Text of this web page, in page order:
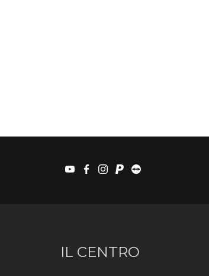
youtubefacebook
instagram
paypalteamviewer
Informazioni
IL CENTRO